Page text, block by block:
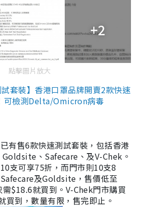
+2
點擊圖片放大
套裝】香港口罩品牌開賣2款快速
可檢測Delta/Omicron病毒
有售6款快速測試套裝，包括香港
、Safecare、及V-Chek。
支可享75折，而門市則10支8
及Goldsite，售價低至
$18.6就買到。V-Chek門市購買
買到，數量有限，售完即止。